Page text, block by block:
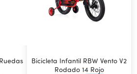
Bicicleta Infantil RBW Vento V2
Rodado 14 Rojo